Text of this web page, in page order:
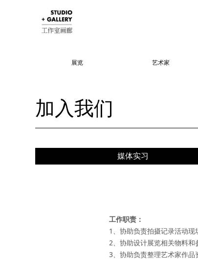
展览 艺术家
加入我们
媒体实习
工作职责：
1、协助负责拍摄记录活动现
2、协助设计展览相关物料和
3、协助负责整理艺术家作品